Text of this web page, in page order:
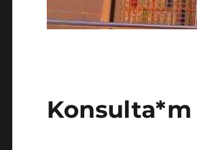
Konsulta*m